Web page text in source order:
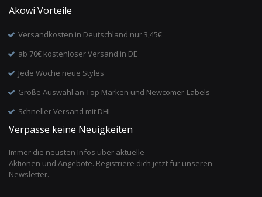
Akowi Vorteile
Versandkosten in Deutschland nur 3,45€
ab 70€ kostenloser Versand in DE
Jede Woche neue Styles
Große Auswahl an Top Marken und Newcomer-Labels
Schneller Versand mit DHL
Verpasse keine Neuigkeiten
Immer die neusten Infos über aktuelle
Aktionen und Angebote. Registriere dich jetzt für unseren
Newsletter.